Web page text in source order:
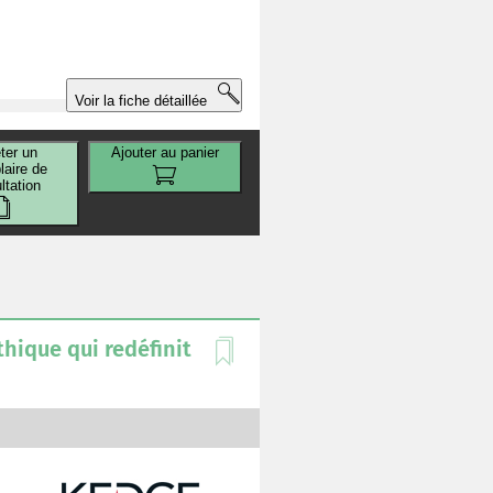
Voir la fiche détaillée
un
de
Ajouter au panier
qui redéfinit